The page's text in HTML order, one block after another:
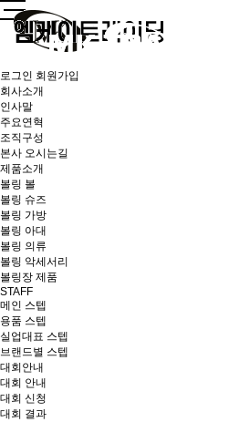
로그인 회원가입
회사소개
인사말
주요연혁
조직구성
본사 오시는길
제품소개
볼링 볼
볼링 슈즈
볼링 가방
볼링 아대
볼링 의류
볼링 악세서리
볼링장 제품
STAFF
메인 스텝
용품 스텝
실업대표 스텝
브랜드별 스텝
대회안내
대회 안내
대회 신청
대회 결과